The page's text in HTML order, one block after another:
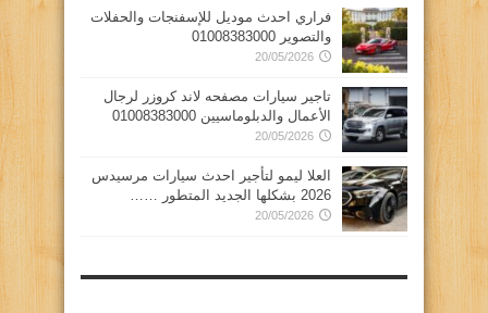
فراري احدث موديل للإسفنجات والحفلات
والتصوير 01008383000
20/05/2026
تاجير سيارات مصفحه لاند كروزر لرجال
الأعمال والدبلوماسيين 01008383000
20/05/2026
العلا ليمو لتأجير احدث سيارات مرسيدس
2026 بشكلها الجديد المتطور ……
20/05/2026